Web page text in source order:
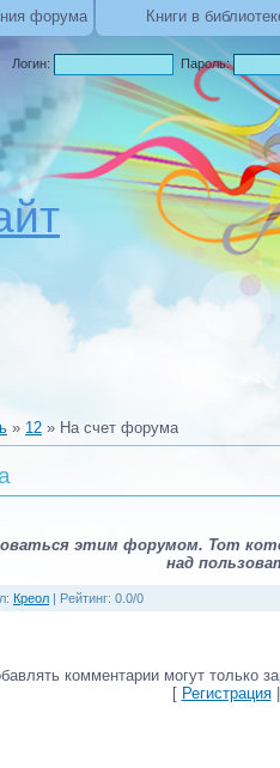
форума Книги в
Логин: Пароль:
» 12 » На счет форума
этим форумом. Тот
над
: Креол Рейтинг: 0.0/0
комментарии могут только
[ Регистрация|